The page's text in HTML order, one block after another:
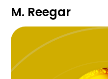
M. Reegar